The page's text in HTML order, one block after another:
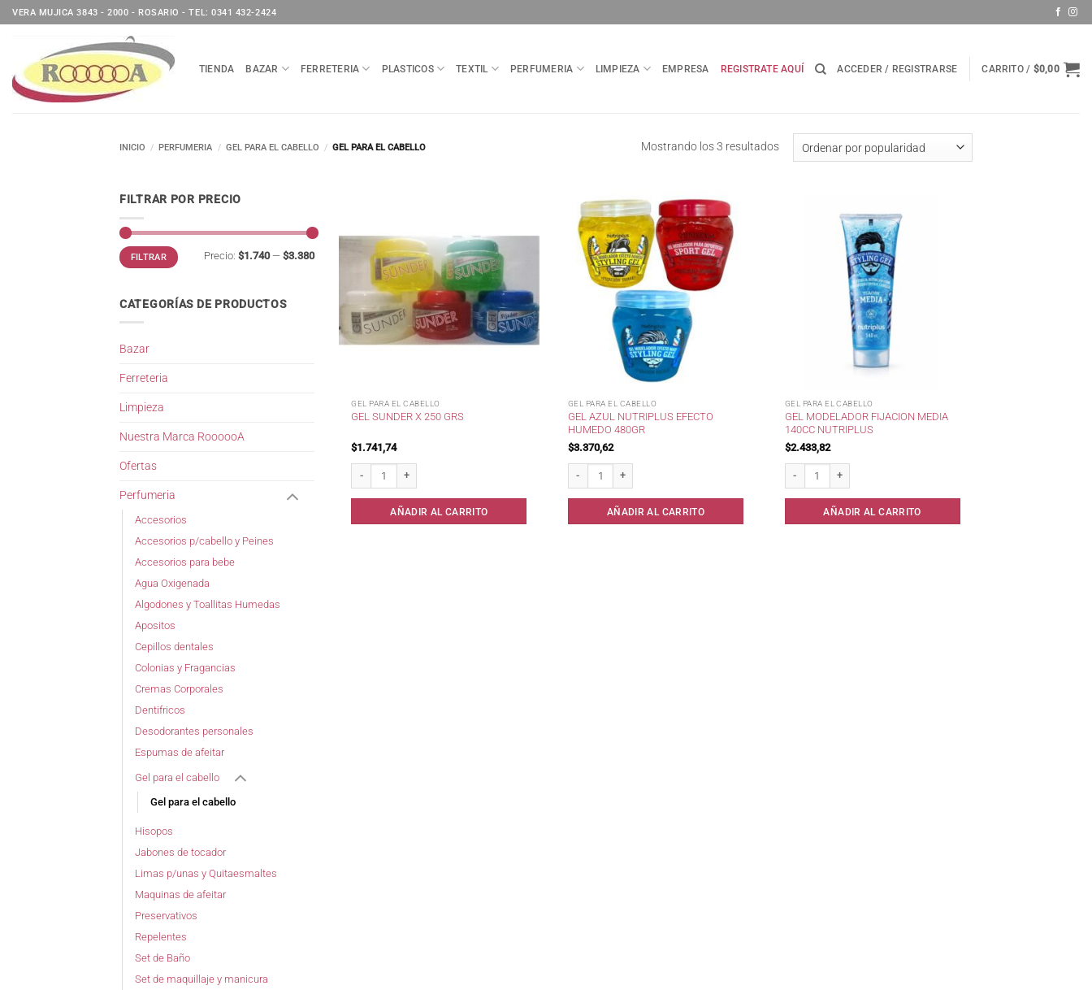
Saltar
al
VERA MUJICA 3843 - 2000 - ROSARIO - TEL: 0341 432-2424
TIENDA BAZAR FERRETERIA PLASTICOS TEXTIL PERFUMERIA LIMPIEZA EMPRESA REGISTRATE AQUÍ ACCEDER / REGISTRARSE CARRITO / $0,00
INICIO / PERFUMERIA / GEL PARA EL CABELLO / GEL PARA EL CABELLO Mostrando los 3 resultadosOrdenado
por
FILTRAR POR PRECIO
Precio
mínimo
Precio
máximo
FILTRAR Precio: $1.740— $3.380
CATEGORÍAS DE PRODUCTOS
Bazar
Ferreteria
Limpieza
Nuestra Marca RoooooA
Ofertas
Perfumeria
Accesorios
Accesorios p/cabello y Peines
Accesorios para bebe
Agua Oxigenada
Algodones y Toallitas Humedas
Apositos
Cepillos dentales
Colonias y Fragancias
Cremas Corporales
Dentifricos
Desodorantes personales
Espumas de afeitar
Gel para el cabello
Gel para el cabello
Hisopos
Jabones de tocador
Limas p/unas y Quitaesmaltes
Maquinas de afeitar
Preservativos
Repelentes
Set de Baño
Set de maquillaje y manicura
GEL PARA EL CABELLO
GEL SUNDER X 250 GRS
$1.741,74
AÑADIR AL CARRITO
GEL PARA EL CABELLO
GEL AZUL NUTRIPLUS EFECTO
HUMEDO 480GR
$3.370,62
AÑADIR AL CARRITO
GEL PARA EL CABELLO
GEL MODELADOR FIJACION MEDIA
140CC NUTRIPLUS
$2.433,82
AÑADIR AL CARRITO